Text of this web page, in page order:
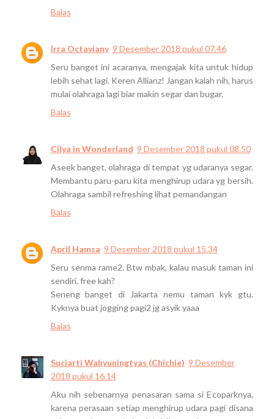
Balas
Irra Octaviany 9 Desember 2018 pukul 07.46
Seru banget ini acaranya, mengajak kita untuk hidup
lebih sehat lagi. Keren Allianz! Jangan kalah nih, harus
mulai olahraga lagi biar makin segar dan bugar.
Balas
Cilya in Wonderland 9 Desember 2018 pukul 08.50
Aseek banget, olahraga di tempat yg udaranya segar.
Membantu paru-paru kita menghirup udara yg bersih.
Olahraga sambil refreshing lihat pemandangan
Balas
April Hamsa 9 Desember 2018 pukul 15.34
Seru senma rame2. Btw mbak, kalau masuk taman ini
sendiri, free kah?
Seneng banget di Jakarta nemu taman kyk gtu.
Kyknya buat jogging pagi2 jg asyik yaaa
Balas
Suciarti Wahyuningtyas (Chichie) 9 Desember
2018 pukul 16.14
Aku nih sebenarnya penasaran sama si Ecoparknya,
karena perasaan setiap menghirup udara pagi disana